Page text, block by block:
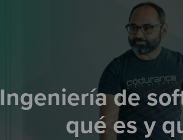
Ingeniería de
qué es y